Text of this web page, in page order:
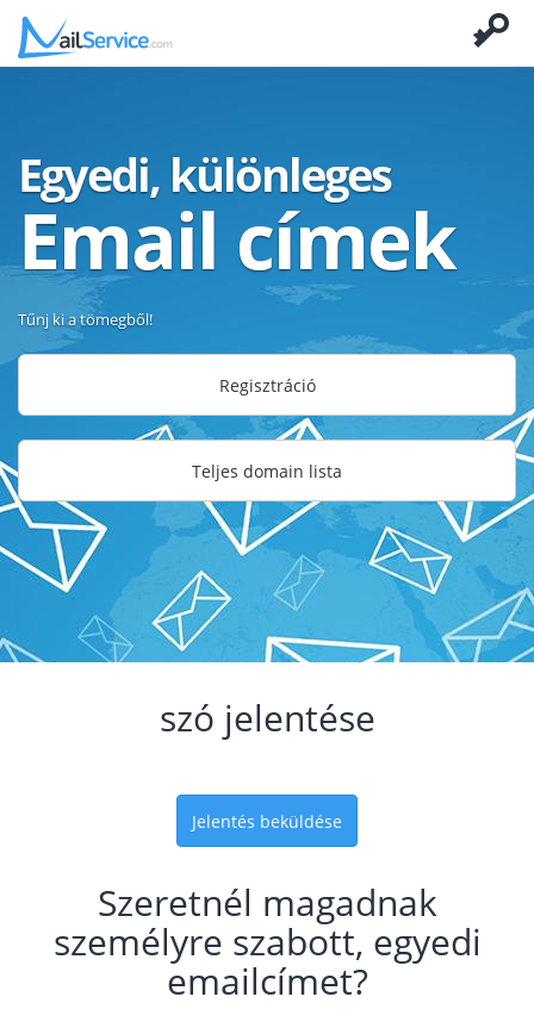
Egyedi, különleges
Email címek
Tűnj ki a tömegből!
Regisztráció
Teljes domain lista
szó jelentése
Jelentés beküldése
Szeretnél magadnak
személyre szabott, egyedi
emailcímet?